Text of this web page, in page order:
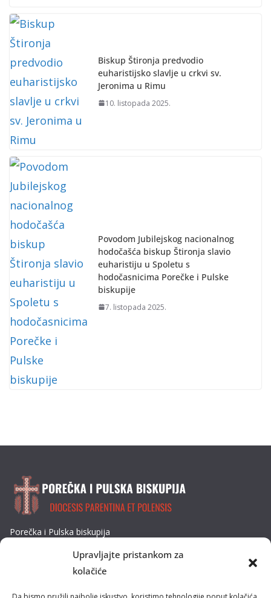
Upravljajte pristankom za
kolačiće
Biskup Štironja predvodio
euharistijsko slavlje u crkvi sv.
Jeronima u Rimu
10. listopada 2025.
Povodom Jubilejskog nacionalnog
hodočašća biskup Štironja slavio
euharistiju u Spoletu s
hodočasnicima Porečke i Pulske
biskupije
7. listopada 2025.
Porečka i Pulska biskupija
Tel: 052/432-064
E-mail: biskupija@ppb.hr